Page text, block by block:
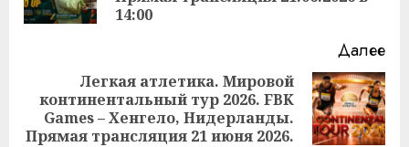
14:00
Далее
Следующая
запись:
Легкая атлетика. Мировой
континентальный тур 2026. FBK
Games – Хенгело, Нидерланды.
Прямая трансляция 21 июня 2026.